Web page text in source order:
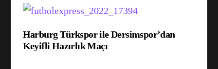
Harburg Türkspor ile Dersimspor’dan
Keyifli Hazırlık Maçı